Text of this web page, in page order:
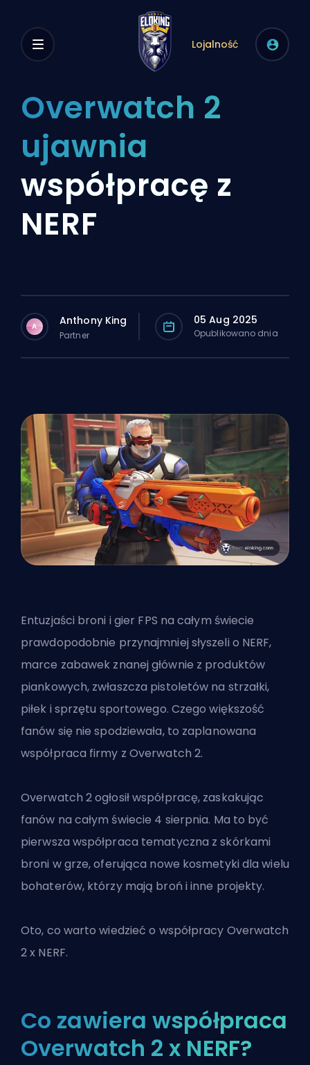
Lojalność
Overwatch 2
ujawnia
współpracę z
NERF
A Anthony King
Partner
05 Aug 2025
Opublikowano dnia
Entuzjaści broni i gier FPS na całym świecie
prawdopodobnie przynajmniej słyszeli o NERF,
marce zabawek znanej głównie z produktów
piankowych, zwłaszcza pistoletów na strzałki,
piłek i sprzętu sportowego. Czego większość
fanów się nie spodziewała, to zaplanowana
współpraca firmy z Overwatch 2.
Overwatch 2 ogłosił współpracę, zaskakując
fanów na całym świecie 4 sierpnia. Ma to być
pierwsza współpraca tematyczna z skórkami
broni w grze, oferująca nowe kosmetyki dla wielu
bohaterów, którzy mają broń i inne projekty.
Oto, co warto wiedzieć o współpracy Overwatch
2x NERF.
Co zawiera współpraca
Overwatch 2 x NERF?